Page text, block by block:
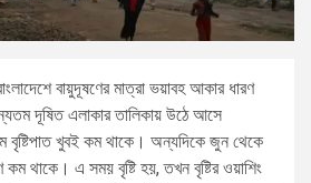
বায়ুদূষণের মাত্রা ভয়াবহ আকার ধারণ
দূষিত এলাকার তালিকায় উঠে আসে
বৃষ্টিপাত খুবই কম থাকে। অন্যদিকে জুন থেকে
থাকে। এ সময় বৃষ্টি হয়, তখন বৃষ্টির ওয়াশিং